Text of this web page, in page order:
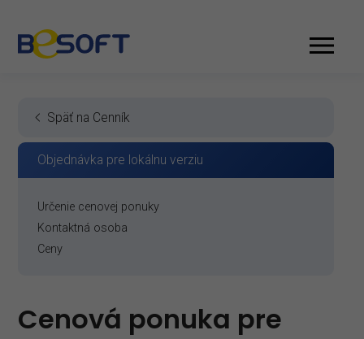
Späť na Cenník
Objednávka pre lokálnu verziu
Určenie cenovej ponuky
Kontaktná osoba
Ceny
Cenová ponuka pre